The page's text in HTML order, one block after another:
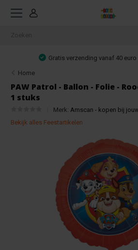
Gratis verzending vanaf 40 euro
Home
PAW Patrol - Ballon - Folie -
1 stuks
Merk: Amscan - kopen bij
Bekijk alles Feestartikelen